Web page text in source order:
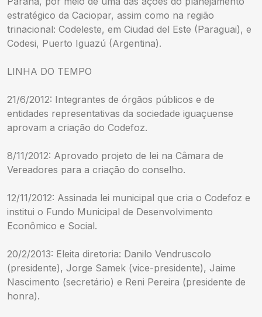
estratégico da Caciopar, assim como na região
trinacional: Codeleste, em Ciudad del Este (Paraguai), e
Codesi, Puerto Iguazú (Argentina).
LINHA DO TEMPO
21/6/2012: Integrantes de órgãos públicos e de
entidades representativas da sociedade iguaçuense
aprovam a criação do Codefoz.
8/11/2012: Aprovado projeto de lei na Câmara de
Vereadores para a criação do conselho.
12/11/2012: Assinada lei municipal que cria o Codefoz e
institui o Fundo Municipal de Desenvolvimento
Econômico e Social.
20/2/2013: Eleita diretoria: Danilo Vendruscolo
(presidente), Jorge Samek (vice-presidente), Jaime
Nascimento (secretário) e Reni Pereira (presidente de
honra).